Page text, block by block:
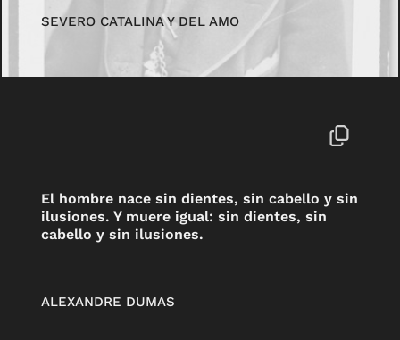
SEVERO CATALINA Y DEL AMO
El hombre nace sin dientes, sin cabello y sin
ilusiones. Y muere igual: sin dientes, sin
cabello y sin ilusiones.
ALEXANDRE DUMAS